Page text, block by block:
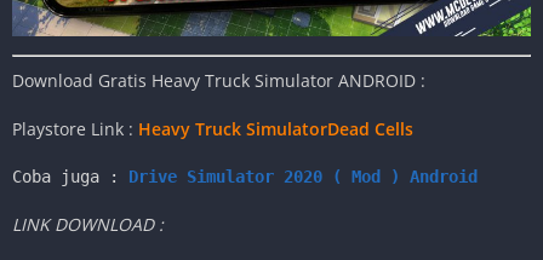
Download Gratis Heavy Truck Simulator ANDROID :
Playstore Link : Heavy Truck SimulatorDead Cells
Coba juga : Drive Simulator 2020 ( Mod ) Android
LINK DOWNLOAD :